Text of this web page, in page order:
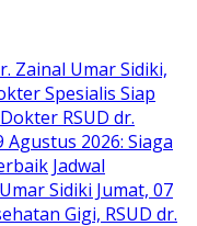
Zainal Umar Sidiki,
Spesialis Siap
RSUD dr.
2026: Siaga
Jadwal
Sidiki Jumat, 07
Gigi, RSUD dr.